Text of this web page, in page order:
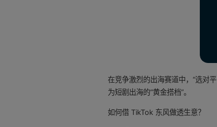
在竞争激烈的出海赛道中，“选对
为短剧出海的“黄金搭档”。
如何借 TikTok 东风做透生意？